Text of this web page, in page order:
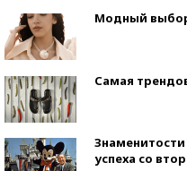
Модный
Самая
успеха со